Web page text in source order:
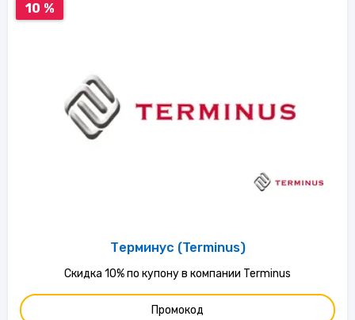
10 %
Терминус (Terminus)
Скидка 10% по купону в компании Terminus
Промокод